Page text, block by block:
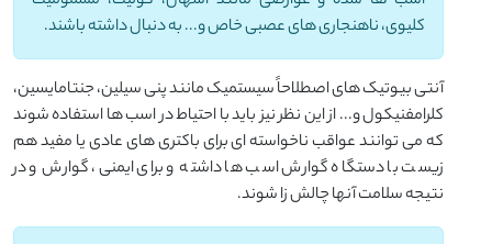
کلیوی، ناهنجاری های عصبی خاص و... به دنبال داشته باشند.
آنتی بیوتیک های اصطلاحاً سیستمیک مانند پنی سیلین، جنتامایسین،
کلرامفنیکول و... از این نظر نیز باید با احتیاط در اسب ها استفاده شوند
که می توانند عواقب ناخواسته ای برای باکتری های عادی یا مفید هم
زیست با دستگاه گوارش اسب ها داشته و برای ایمنی، گوارش و در
نتیجه سلامت آنها چالش زا شوند.